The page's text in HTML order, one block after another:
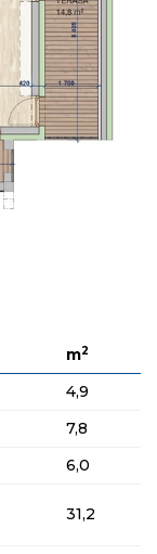
m2
4,9
7,8
6,0
31,2